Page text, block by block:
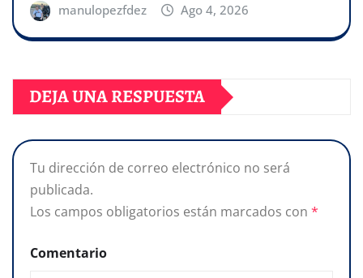
manulopezfdez Ago 4, 2026
DEJA UNA RESPUESTA
Tu dirección de correo electrónico no será
publicada.
Los campos obligatorios están marcados con *
Comentario